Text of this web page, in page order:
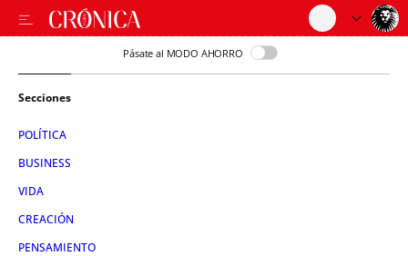
Pásate al MODO AHORRO
Secciones
POLÍTICA
BUSINESS
VIDA
CREACIÓN
PENSAMIENTO